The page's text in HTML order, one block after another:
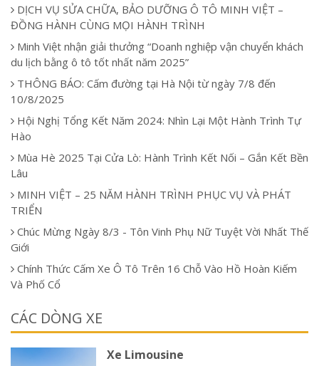
DỊCH VỤ SỬA CHỮA, BẢO DƯỠNG Ô TÔ MINH VIỆT –
ĐỒNG HÀNH CÙNG MỌI HÀNH TRÌNH
Minh Việt nhận giải thưởng “Doanh nghiệp vận chuyển khách
du lịch bằng ô tô tốt nhất năm 2025”
THÔNG BÁO: Cấm đường tại Hà Nội từ ngày 7/8 đến
10/8/2025
Hội Nghị Tổng Kết Năm 2024: Nhìn Lại Một Hành Trình Tự
Hào
Mùa Hè 2025 Tại Cửa Lò: Hành Trình Kết Nối – Gắn Kết Bền
Lâu
MINH VIỆT – 25 NĂM HÀNH TRÌNH PHỤC VỤ VÀ PHÁT
TRIỂN
Chúc Mừng Ngày 8/3 - Tôn Vinh Phụ Nữ Tuyệt Vời Nhất Thế
Giới
Chính Thức Cấm Xe Ô Tô Trên 16 Chỗ Vào Hồ Hoàn Kiếm
Và Phố Cổ
CÁC DÒNG XE
Xe Limousine